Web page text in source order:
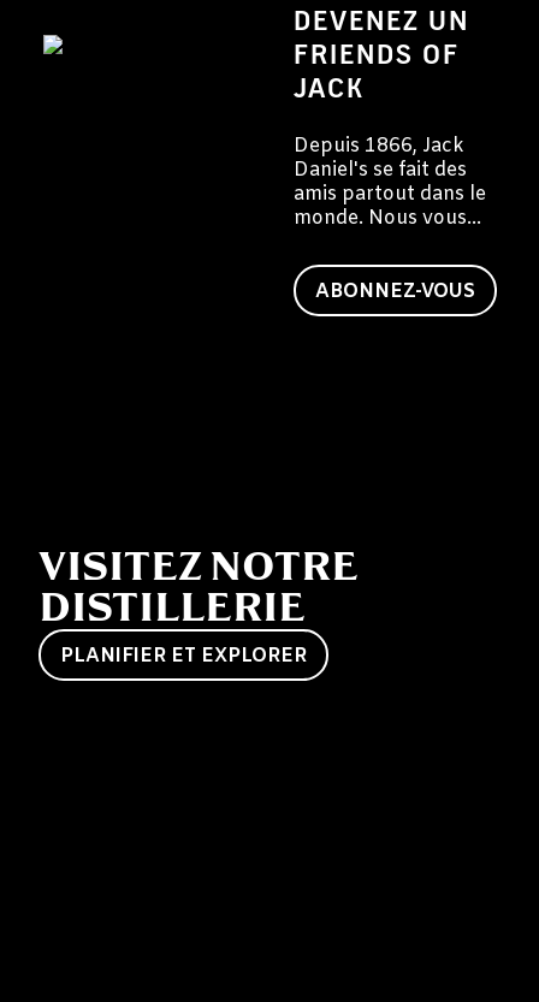
DEVENEZ UN
FRIENDS OF
JACK
Depuis 1866, Jack
Daniel's se fait des
amis partout dans le
monde. Nous vous
vous aussi un ami de
Jack.ABONNEZ-VOUS
VISITEZ NOTRE
DISTILLERIE
PLANIFIER ET EXPLORER